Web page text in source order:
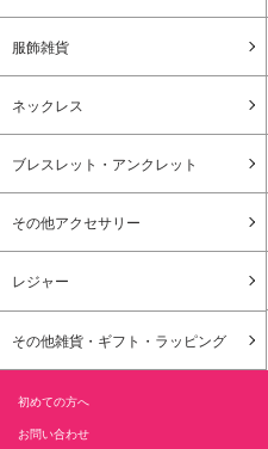
服飾雑貨
ネックレス
ブレスレット・アンクレット
その他アクセサリー
レジャー
その他雑貨・ギフト・ラッピング
初めての方へ
お問い合わせ